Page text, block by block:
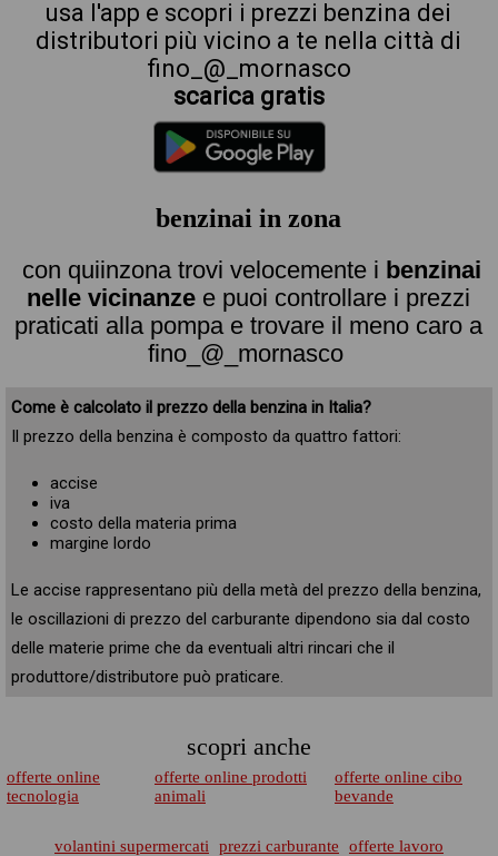
usa l'app e scopri i prezzi benzina dei
distributori più vicino a te nella città di
fino_@_mornasco
scarica gratis
benzinai in zona
con quiinzona trovi velocemente i benzinai
nelle vicinanze e puoi controllare i prezzi
praticati alla pompa e trovare il meno caro a
fino_@_mornasco
Come è calcolato il prezzo della benzina in Italia?
Il prezzo della benzina è composto da quattro fattori:
accise
iva
costo della materia prima
margine lordo
Le accise rappresentano più della metà del prezzo della benzina,
le oscillazioni di prezzo del carburante dipendono sia dal costo
delle materie prime che da eventuali altri rincari che il
produttore/distributore può praticare.
scopri anche
offerte online
tecnologia
offerte online prodotti
animali
offerte online cibo
bevande
volantini supermercati prezzi carburante
offerte lavoro